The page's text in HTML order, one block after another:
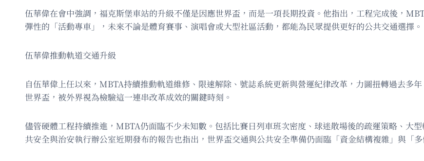
伍華偉在會中強調，福克斯堡車站的升級不僅是因應世界盃，而是一項長期投資。他指出，工程完成後，
彈性的「活動專車」，未來不論是體育賽事、演唱會或大型社區活動，都能為民眾提供更好的公共交通選擇。
伍華偉推動軌道交通升級
自伍華偉上任以來，MBTA持續推動軌道維修、限速解除、號誌系統更新與營運紀律改革，力圖扭轉過去多
世界盃，被外界視為檢驗這一連串改革成效的關鍵時刻。
儘管硬體工程持續推進，MBTA仍面臨不少未知數。包括比賽日列車班次密度、球迷散場後的疏運策略、大
共安全與治安執行辦公室近期發布的報告也指出，世界盃交通與公共安全準備仍面臨「資金結構複雜」與「